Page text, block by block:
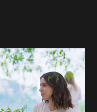
que realmente
as suas energias a
e se orgulhando de
na